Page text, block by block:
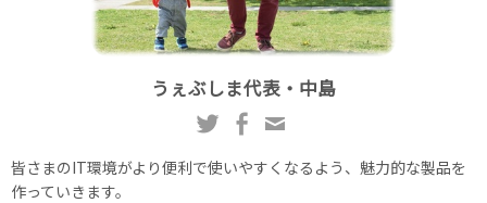
うぇぶしま代表・中島
皆さまのIT環境がより便利で使いやすくなるよう、魅力的な製品を
作っていきます。